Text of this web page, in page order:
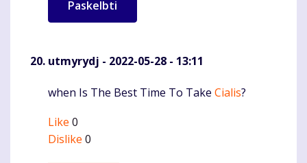
utmyrydj - 2022-05-28 - 13:11
Komentaras
when Is The Best Time To Take Cialis?
Like 0
Dislike 0